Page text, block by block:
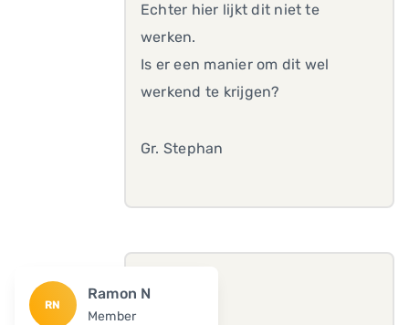
Echter hier lijkt dit niet te
werken.
Is er een manier om dit wel
werkend te krijgen?
Gr. Stephan
RN
Ramon N
Member